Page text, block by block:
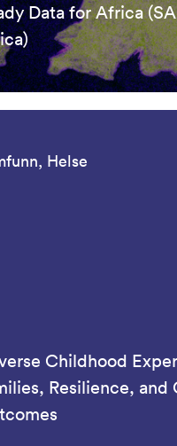
Data for Africa
Helse
Childhood
Resilience, and